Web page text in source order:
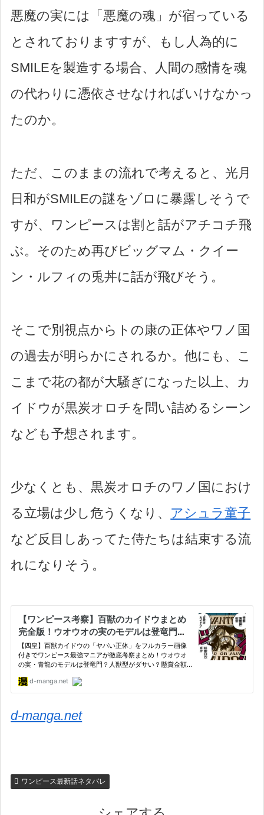
悪魔の実には「悪魔の魂」が宿っている
とされておりますすが、もし人為的に
SMILEを製造する場合、人間の感情を魂
の代わりに憑依させなければいけなかっ
たのか。
ただ、このままの流れで考えると、光月
日和がSMILEの謎をゾロに暴露しそうで
すが、ワンピースは割と話がアチコチ飛
ぶ。そのため再びビッグマム・クイー
ン・ルフィの兎丼に話が飛びそう。
そこで別視点からトの康の正体やワノ国
の過去が明らかにされるか。他にも、こ
こまで花の都が大騒ぎになった以上、カ
イドウが黒炭オロチを問い詰めるシーン
なども予想されます。
少なくとも、黒炭オロチのワノ国におけ
る立場は少し危うくなり、 アシュラ童子
など反目しあってた侍たちは結束する流
れになりそう。
d-manga.net
ワンピース最新話ネタバレ